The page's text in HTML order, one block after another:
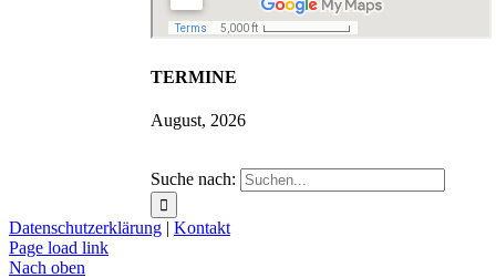
TERMINE
August, 2026
Suche nach:
Datenschutzerklärung | Kontakt
Page load link
Nach oben